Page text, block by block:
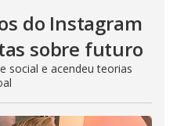
do Instagram
sobre futuro
social e acendeu teorias